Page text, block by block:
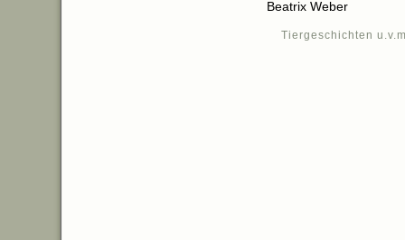
Beatrix Weber
Tiergeschichten